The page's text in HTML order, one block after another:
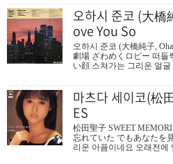
사람의 사랑은 돌아오지 않
にくみたくはないの적어
な香りつけてきたの내가
よく似合うわ여름 해질녁
て欲しい그날 그때처럼 이
ねぇ바다를 좋아하는 당신
오하시 준코 (大
ove You So
오하시 준코 (大橋純子,
劇場 ざわめくロビー 떠들
い顔 스쳐가는 그리운 얼
LOVE YOU SO 지금도 I
えて 다시한번만 기회를
오늘밤 콘서트에서 당신을
를 내서 왔는데 吸いかけ
배도 잿더미가 됬을뿐 視
고있어 振り向いて 気がつ
NEED YOU SO 들어줘..
마츠다 세이코(松
ES
松田聖子 SWEET
忘れていた でもあなたを
리운 아픔이네요 오래전에